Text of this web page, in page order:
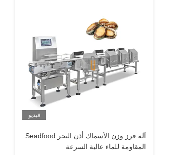
فيديو
آلة فرز وزن الأسماك أذن البحر Seadfood
المقاومة للماء عالية السرعة